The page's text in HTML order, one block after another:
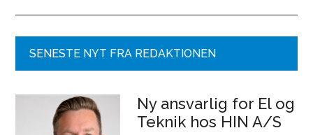
SENESTE NYT FRA REDAKTIONEN
Ny ansvarlig for El og
Teknik hos HIN A/S